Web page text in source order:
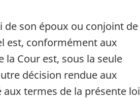
de son époux ou conjoint de
est, conformément aux
la Cour est, sous la seule
décision rendue aux
termes de la présente loi